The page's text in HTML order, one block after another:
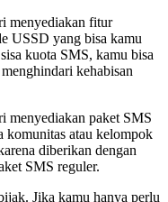
menyediakan fitur
USSD yang bisa kamu
kuota SMS, kamu bisa
kehabisan
menyediakan paket SMS
komunitas atau kelompok
diberikan dengan
SMS reguler.
Jika kamu hanya perlu